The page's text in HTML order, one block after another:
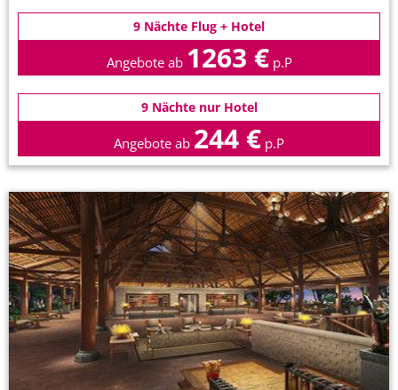
9 Nächte Flug + Hotel
Angebote ab 1263 € p.P
9 Nächte nur Hotel
Angebote ab 244 € p.P